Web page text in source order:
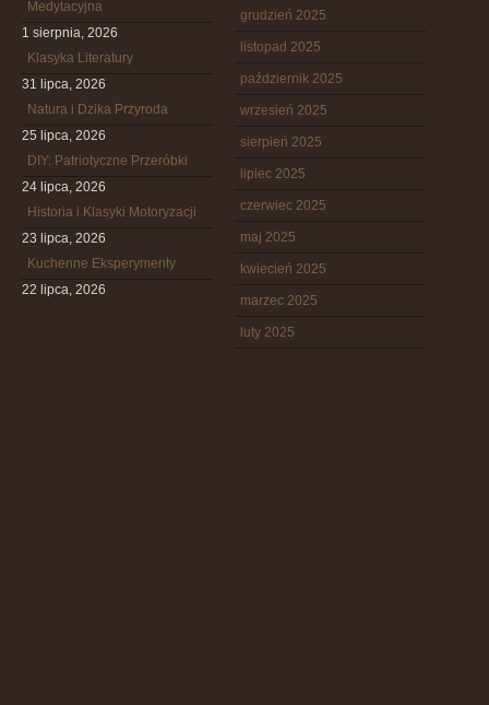
Medytacyjna
1 sierpnia, 2026
Klasyka Literatury
31 lipca, 2026
Natura i Dzika Przyroda
25 lipca, 2026
DIY: Patriotyczne Przeróbki
24 lipca, 2026
Historia i Klasyki Motoryzacji
23 lipca, 2026
Kuchenne Eksperymenty
22 lipca, 2026
grudzień 2025
listopad 2025
październik 2025
wrzesień 2025
sierpień 2025
lipiec 2025
czerwiec 2025
maj 2025
kwiecień 2025
marzec 2025
luty 2025